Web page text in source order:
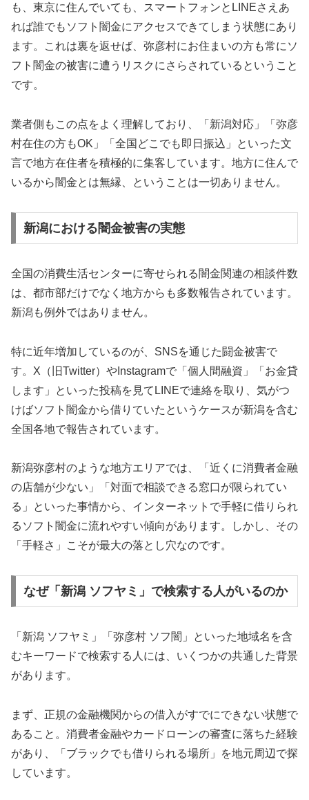
も、東京に住んでいても、スマートフォンとLINEさえあ
れば誰でもソフト闇金にアクセスできてしまう状態にあり
ます。これは裏を返せば、弥彦村にお住まいの方も常にソ
フト闇金の被害に遭うリスクにさらされているということ
です。
業者側もこの点をよく理解しており、「新潟対応」「弥彦
村在住の方もOK」「全国どこでも即日振込」といった文
言で地方在住者を積極的に集客しています。地方に住んで
いるから闇金とは無縁、ということは一切ありません。
新潟における闇金被害の実態
全国の消費生活センターに寄せられる闇金関連の相談件数
は、都市部だけでなく地方からも多数報告されています。
新潟も例外ではありません。
特に近年増加しているのが、SNSを通じた闘金被害で
す。X（旧Twitter）やInstagramで「個人間融資」「お金貸
します」といった投稿を見てLINEで連絡を取り、気がつ
けばソフト闇金から借りていたというケースが新潟を含む
全国各地で報告されています。
新潟弥彦村のような地方エリアでは、「近くに消費者金融
の店舗が少ない」「対面で相談できる窓口が限られてい
る」といった事情から、インターネットで手軽に借りられ
るソフト闇金に流れやすい傾向があります。しかし、その
「手軽さ」こそが最大の落とし穴なのです。
なぜ「新潟 ソフヤミ」で検索する人がいるのか
「新潟 ソフヤミ」「弥彦村 ソフ闇」といった地域名を含
むキーワードで検索する人には、いくつかの共通した背景
があります。
まず、正規の金融機関からの借入がすでにできない状態で
あること。消費者金融やカードローンの審査に落ちた経験
があり、「ブラックでも借りられる場所」を地元周辺で探
しています。